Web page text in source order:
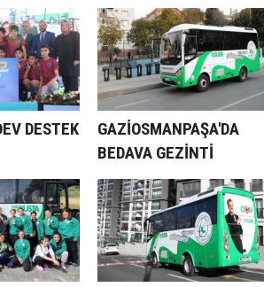
DESTEK
GAZİOSMANPAŞA'DA
BEDAVA GEZİNTİ